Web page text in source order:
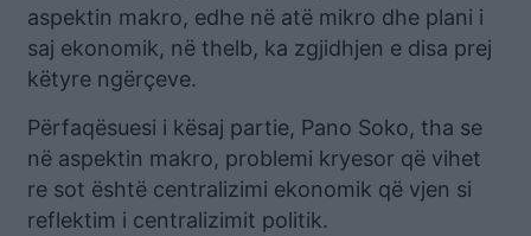
aspektin makro, edhe në atë mikro dhe plani i
saj ekonomik, në thelb, ka zgjidhjen e disa prej
këtyre ngërçeve.
Përfaqësuesi i kësaj partie, Pano Soko, tha se
në aspektin makro, problemi kryesor që vihet
re sot është centralizimi ekonomik që vjen si
reflektim i centralizimit politik.